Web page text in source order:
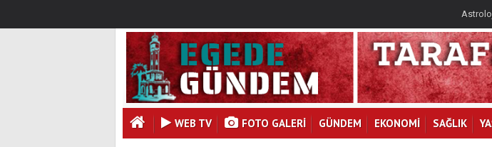
WEB TV FOTO GALERI GÜNDEM EKONOMİ SAĞLIK